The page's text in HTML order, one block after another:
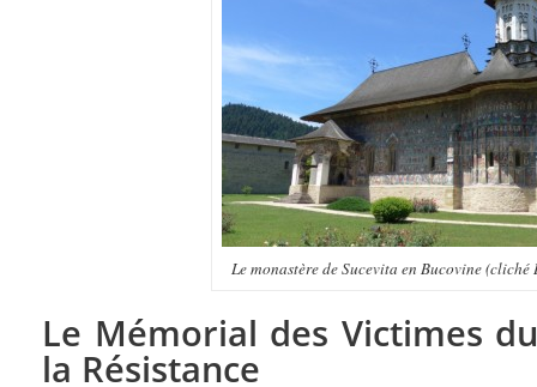
Le monastère de Sucevita en Bucovine
Le Mémorial des Victimes
la Résistance